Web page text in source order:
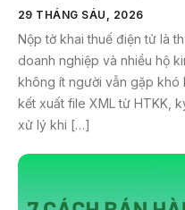
29 THÁNG SÁU, 2026
Nộp tờ khai thuế điện tử là
doanh nghiệp và nhiều hộ
không ít người vẫn gặp khó
kết xuất file XML từ HTKK,
xử lý khi […]